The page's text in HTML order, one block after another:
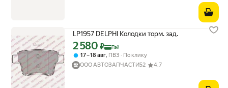
LP1957 DELPHI Колодки торм. зад.
Цена с картой Яндекс Пэй 2580 ₽ вместо
2 580 ₽ Пэй
17 – 18 авг, ПВЗ
По клику
ООО АВТОЗАПЧАСТИ52
4.7